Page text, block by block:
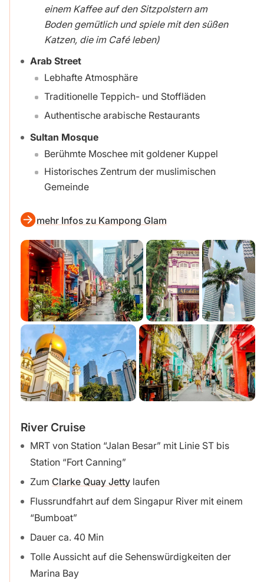
einem Kaffee auf den Sitzpolstern am
Boden gemütlich und spiele mit den süßen
Katzen, die im Café leben)
Arab Street
Lebhafte Atmosphäre
Traditionelle Teppich- und Stoffläden
Authentische arabische Restaurants
Sultan Mosque
Berühmte Moschee mit goldener Kuppel
Historisches Zentrum der muslimischen
Gemeinde
mehr Infos zu Kampong Glam
River Cruise
MRT von Station “Jalan Besar” mit Linie ST bis
Station “Fort Canning”
Zum Clarke Quay Jettylaufen
Flussrundfahrt auf dem Singapur River mit einem
“Bumboat”
Dauer ca. 40 Min
Tolle Aussicht auf die Sehenswürdigkeiten der
Marina Bay